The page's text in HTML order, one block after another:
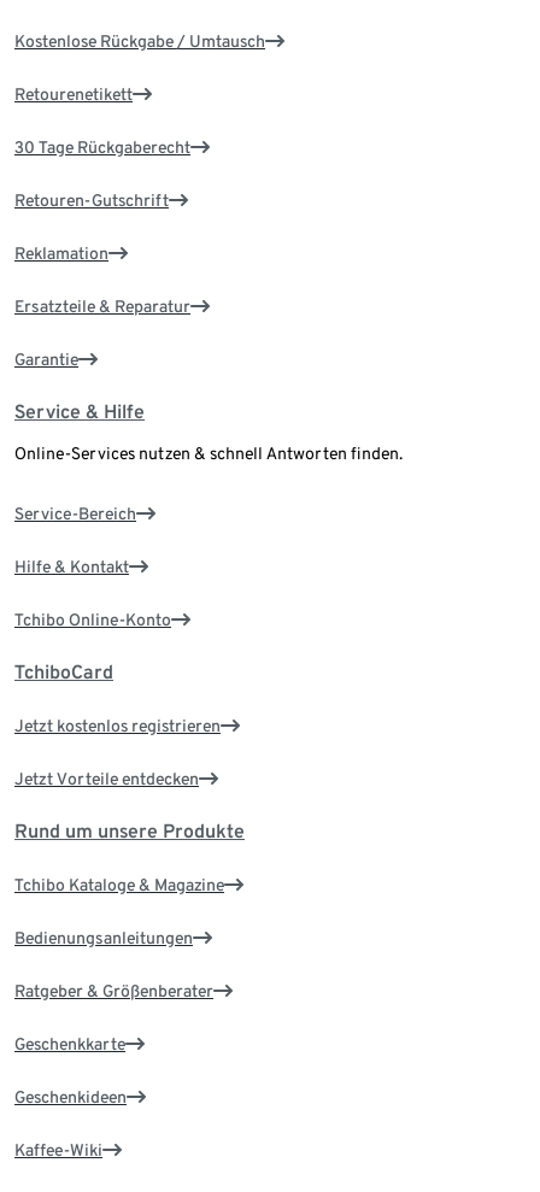
Kostenlose Rückgabe / Umtausch
Retourenetikett
30 Tage Rückgaberecht
Retouren-Gutschrift
Reklamation
Ersatzteile & Reparatur
Garantie
Service & Hilfe
Online-Services nutzen & schnell Antworten finden.
Service-Bereich
Hilfe & Kontakt
Tchibo Online-Konto
TchiboCard
Jetzt kostenlos registrieren
Jetzt Vorteile entdecken
Rund um unsere Produkte
Tchibo Kataloge & Magazine
Bedienungsanleitungen
Ratgeber & Größenberater
Geschenkkarte
Geschenkideen
Kaffee-Wiki